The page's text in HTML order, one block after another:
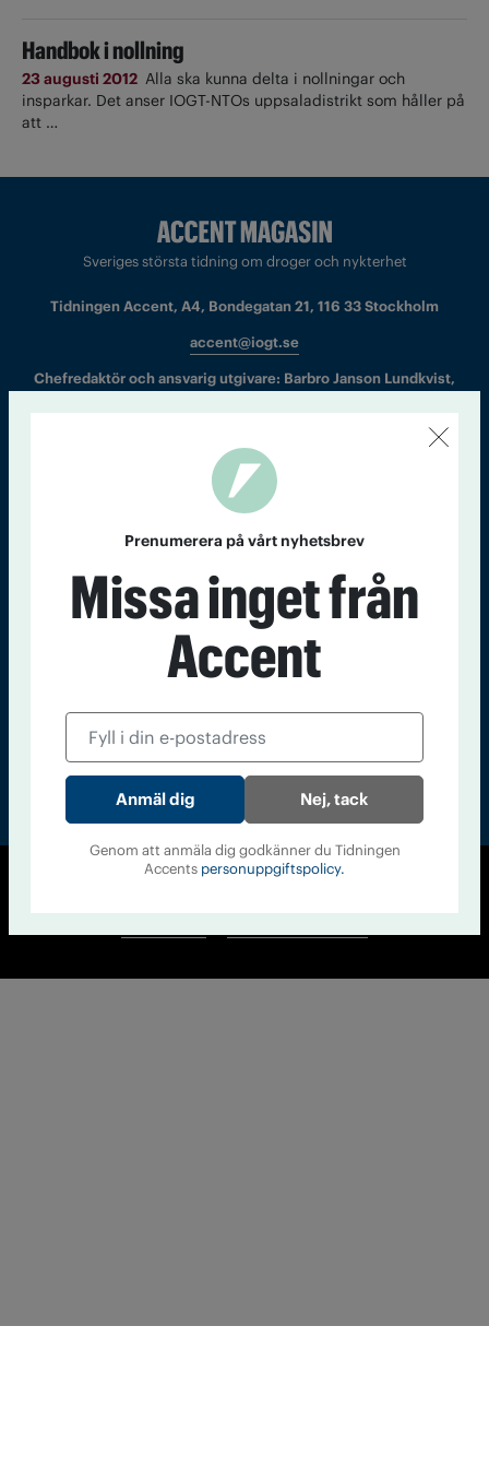
Handbok i nollning
23 augusti 2012 Alla ska kunna delta i nollningar och
insparkar. Det anser IOGT-NTOs uppsaladistrikt som håller på
att …
Sveriges största tidning om droger och nykterhet
Tidningen Accent, A4, Bondegatan 21, 116 33 Stockholm
accent@iogt.se
Chefredaktör och ansvarig utgivare: Barbro Janson Lundkvist,
barbro@a4.se.
Om Tidningen Tidningsarkiv
Läs tidigare
nummer av
Prenumerera på vårt nyhetsbrev
Missa inget från
Accent
Nej, tack
Genom att anmäla dig godkänner du Tidningen
Accents personuppgiftspolicy.